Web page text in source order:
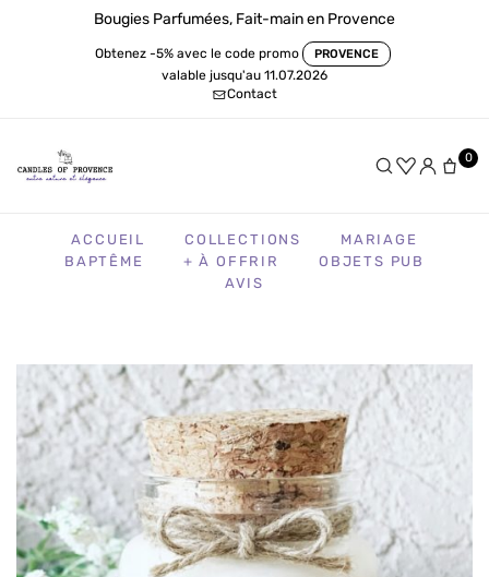
Bougies Parfumées, Fait-main en Provence
Obtenez -5% avec le code promo PROVENCE
valable jusqu'au 11.07.2026
Contact
0
ACCUEIL COLLECTIONS
MARIAGE
BAPTÊME
+ À OFFRIR
OBJETS PUB
AVIS